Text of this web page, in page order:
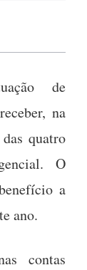
de
na
quatro
O
a
ano.
contas